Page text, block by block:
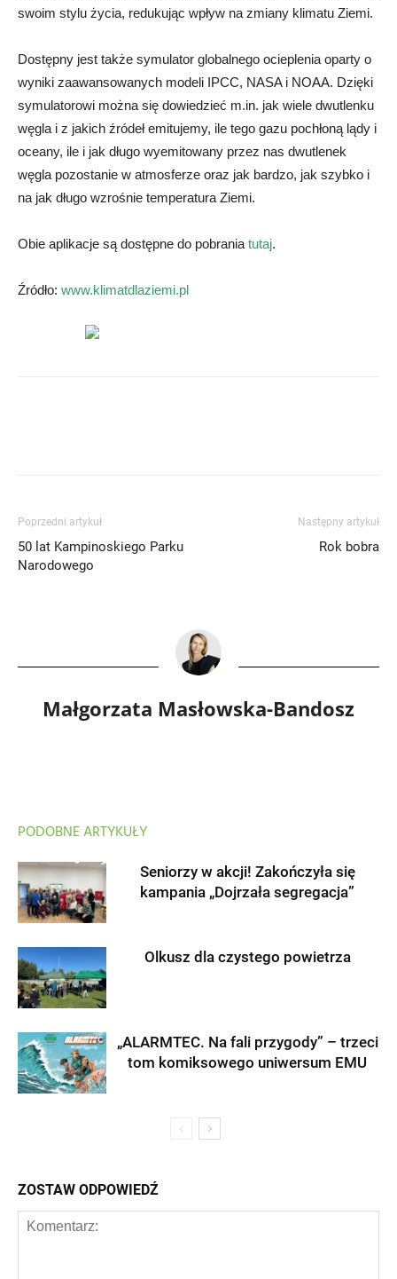
swoim stylu życia, redukując wpływ na zmiany klimatu Ziemi.
Dostępny jest także symulator globalnego ocieplenia oparty o
wyniki zaawansowanych modeli IPCC, NASA i NOAA. Dzięki
symulatorowi można się dowiedzieć m.in. jak wiele dwutlenku
węgla i z jakich źródeł emitujemy, ile tego gazu pochłoną lądy i
oceany, ile i jak długo wyemitowany przez nas dwutlenek
węgla pozostanie w atmosferze oraz jak bardzo, jak szybko i
na jak długo wzrośnie temperatura Ziemi.
Obie aplikacje są dostępne do pobrania tutaj.
Źródło: www.klimatdlaziemi.pl
Poprzedni artykuł
50 lat Kampinoskiego Parku
Narodowego
Następny artykuł
Rok bobra
Małgorzata Masłowska-Bandosz
PODOBNE ARTYKUŁY
Seniorzy w akcji! Zakończyła się
kampania „Dojrzała segregacja”
Olkusz dla czystego powietrza
„ALARMTEC. Na fali przygody” – trzeci
tom komiksowego uniwersum EMU
ZOSTAW ODPOWIEDŹ